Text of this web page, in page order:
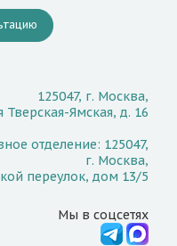
125047, г. Москва,
Тверская-Ямская, д. 16
отделение: 125047,
г. Москва,
переулок, дом 13/5
Мы в соцсетях